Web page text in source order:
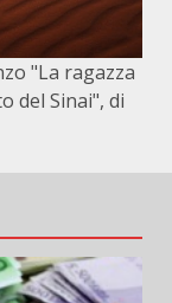
"La ragazza
del Sinai", di